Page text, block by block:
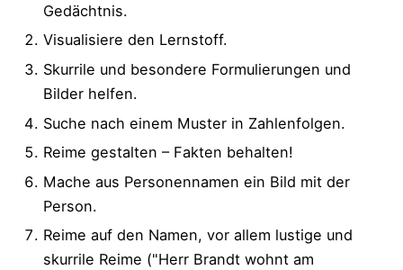
Gedächtnis.
Visualisiere den Lernstoff.
Skurrile und besondere Formulierungen und
Bilder helfen.
Suche nach einem Muster in Zahlenfolgen.
Reime gestalten – Fakten behalten!
Mache aus Personennamen ein Bild mit der
Person.
Reime auf den Namen, vor allem lustige und
skurrile Reime ("Herr Brandt wohnt am